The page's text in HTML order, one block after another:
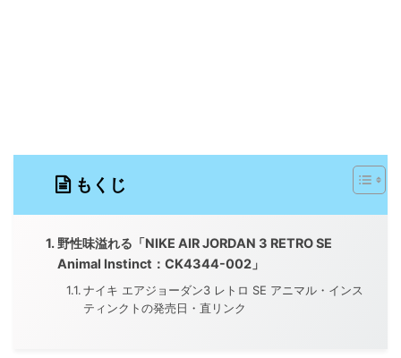
もくじ
野性味溢れる「NIKE AIR JORDAN 3 RETRO SE
Animal Instinct：CK4344-002」
ナイキ エアジョーダン3 レトロ SE アニマル・インス
ティンクトの発売日・直リンク